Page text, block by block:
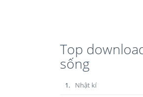
Top
sống
1. Nhật kí